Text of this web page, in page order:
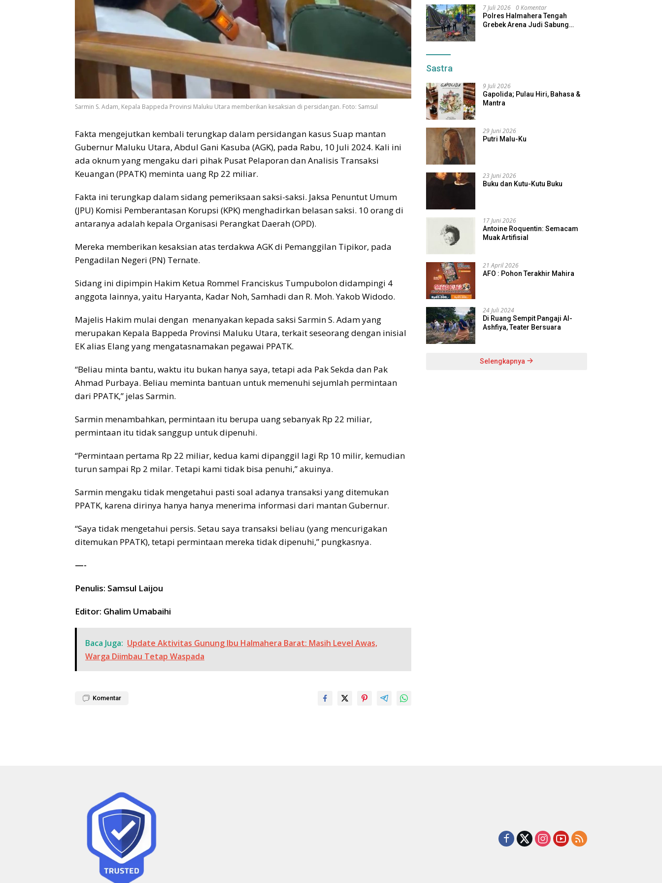
Sarmin S. Adam, Kepala Bappeda Provinsi Maluku Utara memberikan kesaksian di persidangan. Foto: Samsul
Fakta mengejutkan kembali terungkap dalam persidangan kasus Suap mantan
Gubernur Maluku Utara, Abdul Gani Kasuba (AGK), pada Rabu, 10 Juli 2024. Kali ini
ada oknum yang mengaku dari pihak Pusat Pelaporan dan Analisis Transaksi
Keuangan (PPATK) meminta uang Rp 22 miliar.
Fakta ini terungkap dalam sidang pemeriksaan saksi-saksi. Jaksa Penuntut Umum
(JPU) Komisi Pemberantasan Korupsi (KPK) menghadirkan belasan saksi. 10 orang di
antaranya adalah kepala Organisasi Perangkat Daerah (OPD).
Mereka memberikan kesaksian atas terdakwa AGK di Pemanggilan Tipikor, pada
Pengadilan Negeri (PN) Ternate.
Sidang ini dipimpin Hakim Ketua Rommel Franciskus Tumpubolon didampingi 4
anggota lainnya, yaitu Haryanta, Kadar Noh, Samhadi dan R. Moh. Yakob Widodo.
Majelis Hakim mulai dengan menanyakan kepada saksi Sarmin S. Adam yang
merupakan Kepala Bappeda Provinsi Maluku Utara, terkait seseorang dengan inisial
EK alias Elang yang mengatasnamakan pegawai PPATK.
“Beliau minta bantu, waktu itu bukan hanya saya, tetapi ada Pak Sekda dan Pak
Ahmad Purbaya. Beliau meminta bantuan untuk memenuhi sejumlah permintaan
dari PPATK,” jelas Sarmin.
Sarmin menambahkan, permintaan itu berupa uang sebanyak Rp 22 miliar,
permintaan itu tidak sanggup untuk dipenuhi.
“Permintaan pertama Rp 22 miliar, kedua kami dipanggil lagi Rp 10 milir, kemudian
turun sampai Rp 2 milar. Tetapi kami tidak bisa penuhi,” akuinya.
Sarmin mengaku tidak mengetahui pasti soal adanya transaksi yang ditemukan
PPATK, karena dirinya hanya hanya menerima informasi dari mantan Gubernur.
“Saya tidak mengetahui persis. Setau saya transaksi beliau (yang mencurigakan
ditemukan PPATK), tetapi permintaan mereka tidak dipenuhi,” pungkasnya.
—-
Penulis: Samsul Laijou
Editor: Ghalim Umabaihi
Baca Juga: Update Aktivitas Gunung Ibu Halmahera Barat: Masih Level Awas,
Warga Diimbau Tetap Waspada
Komentar
7 Juli 2026 0 Komentar
Polres Halmahera Tengah
Grebek Arena Judi Sabung
Sastra
9 Juli 2026
Gapolida; Pulau Hiri, Bahasa &
Mantra
29 Juni 2026
Putri Malu-Ku
23 Juni 2026
Buku dan Kutu-Kutu Buku
17 Juni 2026
Antoine Roquentin: Semacam
Muak Artifisial
21 April 2026
AFO : Pohon Terakhir Mahira
24 Juli 2024
Di Ruang Sempit Pangaji Al-
Ashfiya, Teater Bersuara
Selengkapnya